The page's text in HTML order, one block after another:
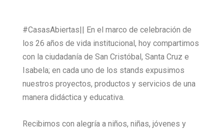
#CasasAbiertas|| En el marco de celebración de
los 26 años de vida institucional, hoy compartimos
con la ciudadanía de San Cristóbal, Santa Cruz e
Isabela; en cada uno de los stands expusimos
nuestros proyectos, productos y servicios de una
manera didáctica y educativa.
Recibimos con alegría a niños, niñas, jóvenes y